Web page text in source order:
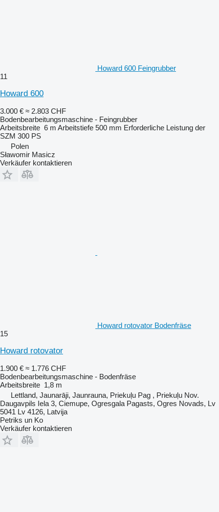
Howard 600 Feingrubber
11
Howard 600
3.000 € ≈ 2.803 CHF
Bodenbearbeitungsmaschine - Feingrubber
Arbeitsbreite 6 m Arbeitstiefe 500 mm Erforderliche Leistung der
SZM 300 PS
Polen
Sławomir Masicz
Verkäufer kontaktieren
Howard rotovator Bodenfräse
15
Howard rotovator
1.900 € ≈ 1.776 CHF
Bodenbearbeitungsmaschine - Bodenfräse
Arbeitsbreite 1,8 m
Lettland, Jaunarāji, Jaunrauna, Priekuļu Pag , Priekuļu Nov.
Daugavpils Iela 3, Ciemupe, Ogresgala Pagasts, Ogres Novads, Lv
5041 Lv 4126, Latvija
Petriks un Ko
Verkäufer kontaktieren